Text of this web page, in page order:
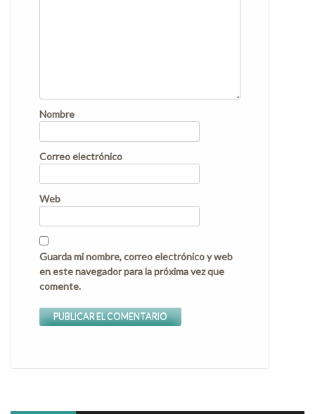
Nombre
Correo electrónico
Web
Guarda mi nombre, correo electrónico y web
en este navegador para la próxima vez que
comente.